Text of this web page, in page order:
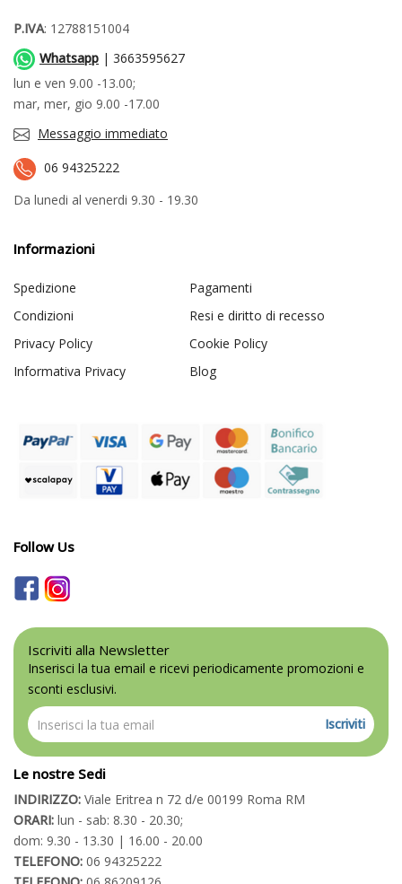
P.IVA: 12788151004
Whatsapp | 3663595627
lun e ven 9.00 -13.00;
mar, mer, gio 9.00 -17.00
Messaggio immediato
06 94325222
Da lunedi al venerdi 9.30 - 19.30
Informazioni
Spedizione
Pagamenti
Condizioni
Resi e diritto di recesso
Privacy Policy
Cookie Policy
Informativa Privacy
Blog
Follow Us
Iscriviti alla Newsletter
Inserisci la tua email e ricevi periodicamente promozioni e
sconti esclusivi.
Iscriviti
Le nostre Sedi
INDIRIZZO: Viale Eritrea n 72 d/e 00199 Roma RM
ORARI: lun - sab: 8.30 - 20.30;
dom: 9.30 - 13.30 | 16.00 - 20.00
TELEFONO: 06 94325222